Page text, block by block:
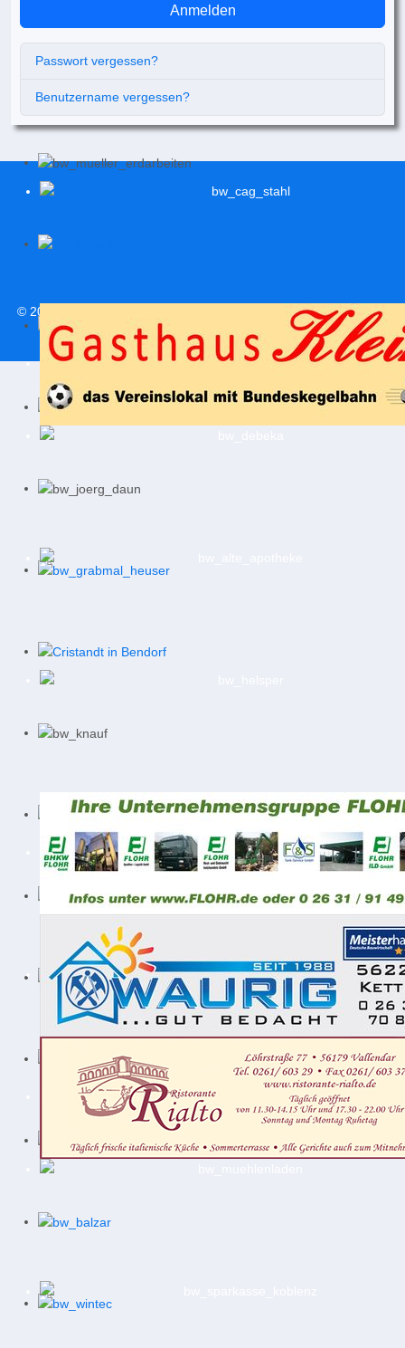
Anmelden
Passwort vergessen?
Benutzername vergessen?
© 2026 | Alle Rechte vorbehalten |Impressum|
Datenschutzerklärung